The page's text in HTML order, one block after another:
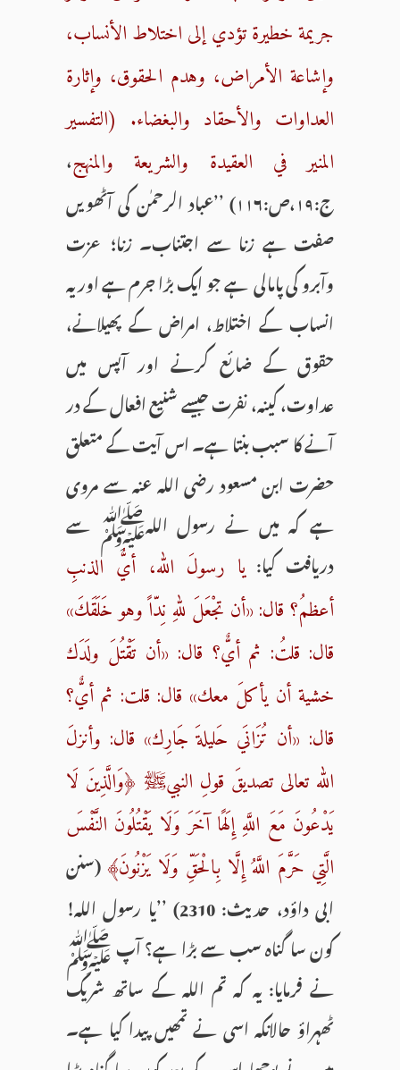
جريمة خطيرة تؤدي إلى اختلاط الأنساب،
وإشاعة الأمراض، وهدم الحقوق، وإثارة
العداوات والأحقاد والبغضاء. (التفسير
المنير في العقيدة والشريعة والمنهج،
ج:۱۹،ص:۱۱۶) ’’عباد الرحمٰن کی آٹھویں
صفت ہے زنا سے اجتناب۔ زنا؛ عزت
وآبرو کی پامالی ہے جو ایک بڑا جرم ہے اور یہ
انساب کے اختلاط، امراض کے پھیلانے،
حقوق کے ضائع کرنے اور آپس میں
عداوت، کینہ، نفرت جیسے شنیع افعال کے در
آنے کا سبب بنتا ہے۔ اس آیت کے متعلق
حضرت ابن مسعود رضی اللہ عنہ سے مروی
ہے کہ میں نے رسول اللہﷺ سے
دریافت کیا: يا رسولَ الله، أيُّ الذنبِ
أعظمُ؟ قال: «أن تجْعَلَ للهِ نِدّاً وهو خَلَقَكَ»
قال: قلتُ: ثم أيٌّ؟ قال: «أن تَقْتُلَ ولَدَك
خشية أن يأكلَ معك» قال: قلت: ثم أيٌّ؟
قال: «أن تُزَانَي حَليلةَ جَارِك» قال: وأنزلَ
الله تعالى تصديقَ قولِ النبيﷺ ﴿وَالَّذِينَ لَا
يَدْعُونَ مَعَ اللَّهِ إِلَهًا آخَرَ وَلَا يَقْتُلُونَ النَّفْسَ
الَّتِي حَرَّمَ اللَّهُ إِلَّا بِالْحَقِّ وَلَا يَزْنُونَ﴾(سنن
ابی داؤد، حدیث: 2310) ’’یا رسول اللہ!
کون سا گناہ سب سے بڑا ہے؟ آپ ﷺ
نے فرمایا: یہ کہ تم اللہ کے ساتھ شریک
ٹھہراؤ حالانکہ اسی نے تمھیں پیدا کیا ہے۔